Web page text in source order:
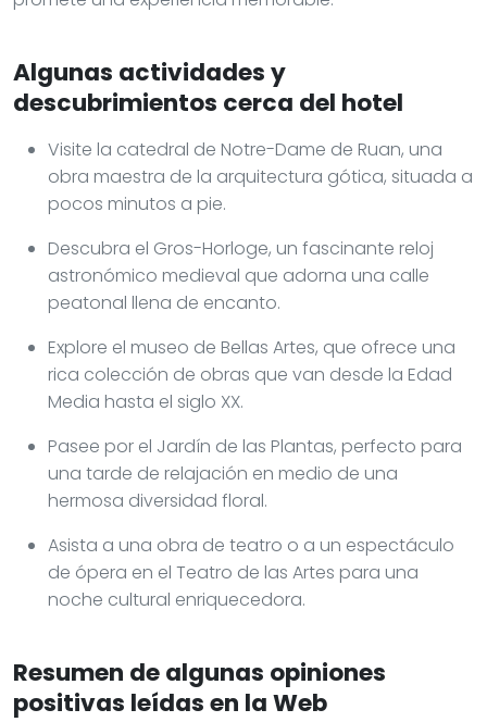
Algunas actividades y
descubrimientos cerca del hotel
Visite la catedral de Notre-Dame de Ruan, una
obra maestra de la arquitectura gótica, situada a
pocos minutos a pie.
Descubra el Gros-Horloge, un fascinante reloj
astronómico medieval que adorna una calle
peatonal llena de encanto.
Explore el museo de Bellas Artes, que ofrece una
rica colección de obras que van desde la Edad
Media hasta el siglo XX.
Pasee por el Jardín de las Plantas, perfecto para
una tarde de relajación en medio de una
hermosa diversidad floral.
Asista a una obra de teatro o a un espectáculo
de ópera en el Teatro de las Artes para una
noche cultural enriquecedora.
Resumen de algunas opiniones
positivas leídas en la Web